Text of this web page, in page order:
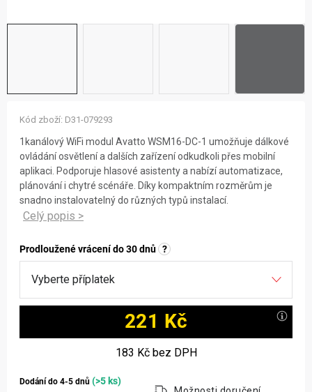
1kanálový WiFi modul Avatto WSM16-DC-1 umožňuje dálkové
ovládání osvětlení a dalších zařízení odkudkoli přes mobilní
aplikaci. Podporuje hlasové asistenty a nabízí automatizace,
plánování i chytré scénáře. Díky kompaktním rozměrům je
snadno instalovatelný do různých typů instalací.
Prodloužené vrácení do 30 dnů ?
221 Kč
183 Kčbez DPH
Dodání do 4-5 dnů (>5 ks)
Kód zboží: D31-079293